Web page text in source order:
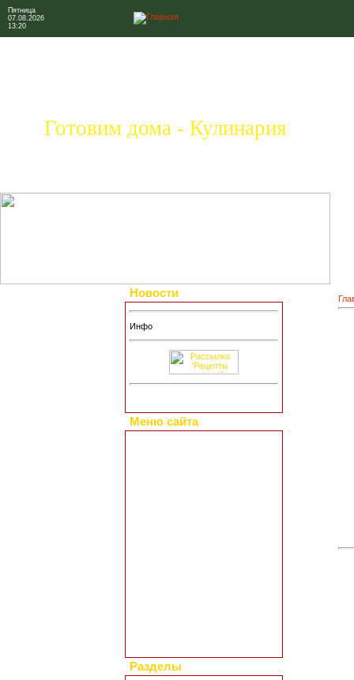
Пятница
07.08.2026
13:20
Готовим дома - Кулинария
Новости
Инфо
Меню сайта
Разделы